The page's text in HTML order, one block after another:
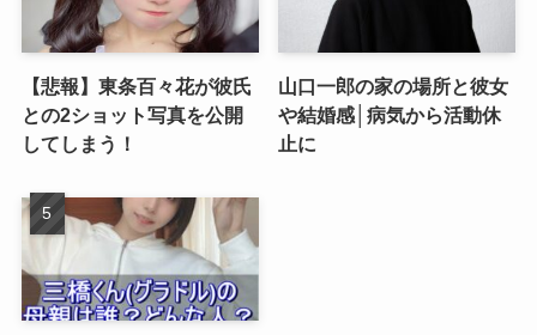
【悲報】東条百々花が彼氏
との2ショット写真を公開
してしまう！
山口一郎の家の場所と彼女
や結婚感│病気から活動休
止に